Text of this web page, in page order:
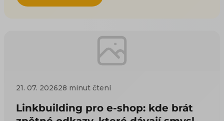
21. 07. 202628 minut čtení
Linkbuilding pro e-shop: kde brát